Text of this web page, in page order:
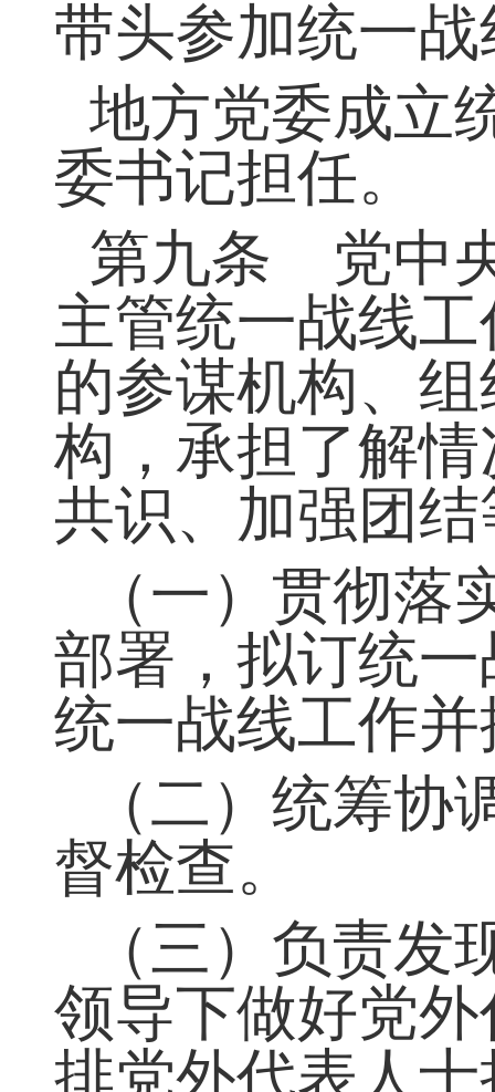
学习、宣传和
带头参加统一
地方党委成立
委书记担任。
第九条 党中
主管统一战线
的参谋机构、
构，承担了解
共识、加强团
（一）贯彻落
部署，拟订统
统一战线工作
（二）统筹协
督检查。
（三）负责发